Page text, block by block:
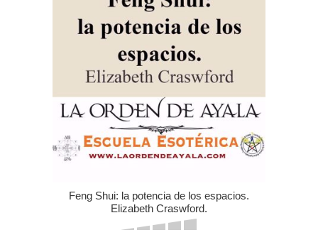
Feng Shui: la potencia de los espacios.
Elizabeth Craswford.